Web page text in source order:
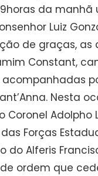
da manhã
Luiz
de graças, as
Constant,
acompanhadas
Nesta
Coronel Adolpho
Forças
do Alferis
ordem que